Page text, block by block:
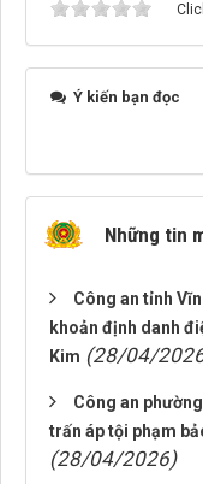
Ý kiến bạn đọc
Những tin
Công an tỉnh
khoản định danh
Kim (28/04/
Công an
trấn áp tội phạm
(28/04/2026)